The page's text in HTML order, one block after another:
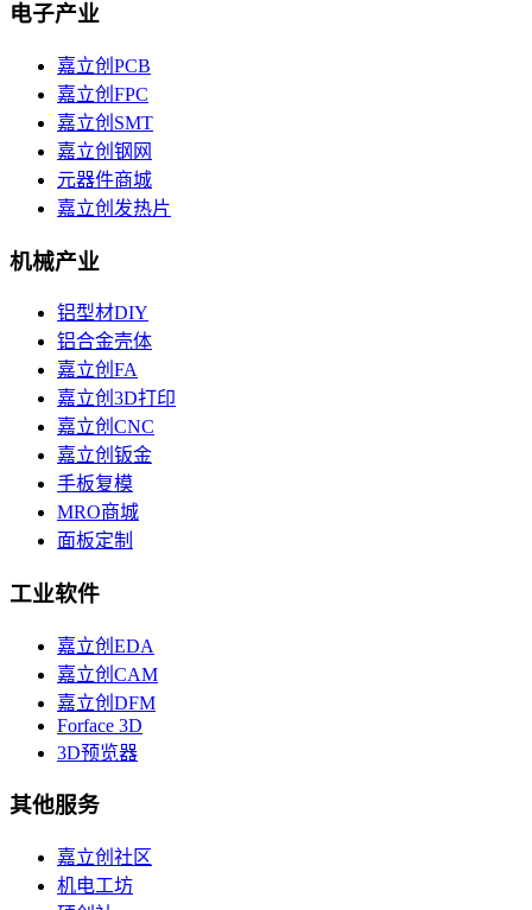
电子产业
嘉立创PCB
嘉立创FPC
嘉立创SMT
嘉立创钢网
元器件商城
嘉立创发热片
机械产业
铝型材DIY
铝合金壳体
嘉立创FA
嘉立创3D打印
嘉立创CNC
嘉立创钣金
手板复模
MRO商城
面板定制
工业软件
嘉立创EDA
嘉立创CAM
嘉立创DFM
Forface 3D
3D预览器
其他服务
嘉立创社区
机电工坊